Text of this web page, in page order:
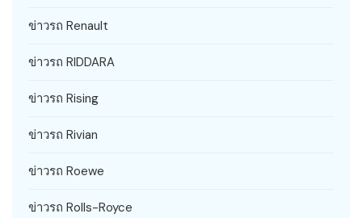
ข่าวรถ Renault
ข่าวรถ RIDDARA
ข่าวรถ Rising
ข่าวรถ Rivian
ข่าวรถ Roewe
ข่าวรถ Rolls-Royce